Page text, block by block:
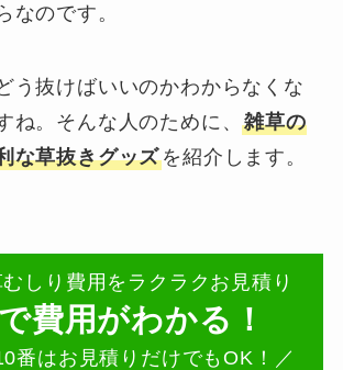
なのです。
う抜けばいいのかわからなくな
ね。そんな人のために、雑草の
な草抜きグッズを紹介します。
しり費用をラクラクお見積り
費用がわかる！
番はお見積りだけでもOK！／